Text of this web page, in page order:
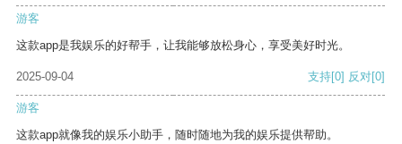
游客
这款app是我娱乐的好帮手，让我能够放松身心，享受美好时光。
2025-09-04 支持[0] 反对[0]
游客
这款app就像我的娱乐小助手，随时随地为我的娱乐提供帮助。